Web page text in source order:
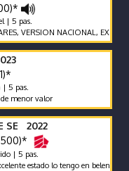
| 5 pas.
NACIONAL,
5 pas.
valor
SE 2022
| 5 pas.
estado lo tengo en belen heredia